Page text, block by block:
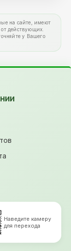
на сайте, имеют
действующих.
у Вашего
Наведите камеру
для перехода